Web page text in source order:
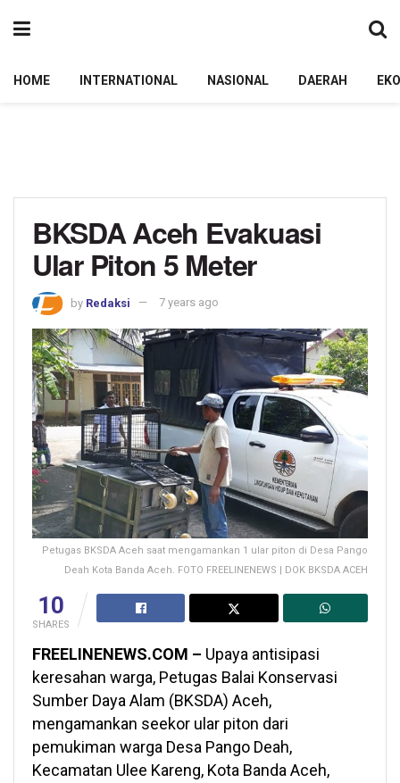
HOME INTERNATIONAL NASIONAL DAERAH
BKSDA Aceh Evakuasi
Ular Piton 5 Meter
by Redaksi 7 years ago
Petugas BKSDA Aceh saat mengamankan 1 ular piton di Desa Pango
Deah Kota Banda Aceh. FOTO FREELINENEWS | DOK BKSDA ACEH
10
SHARES
FREELINENEWS.COM – Upaya antisipasi
keresahan warga, Petugas Balai Konservasi
Sumber Daya Alam (BKSDA) Aceh,
mengamankan seekor ular piton dari
pemukiman warga Desa Pango Deah,
Kecamatan Ulee Kareng, Kota Banda Aceh,